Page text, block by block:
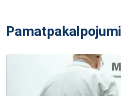
Pamatpakalpojumi